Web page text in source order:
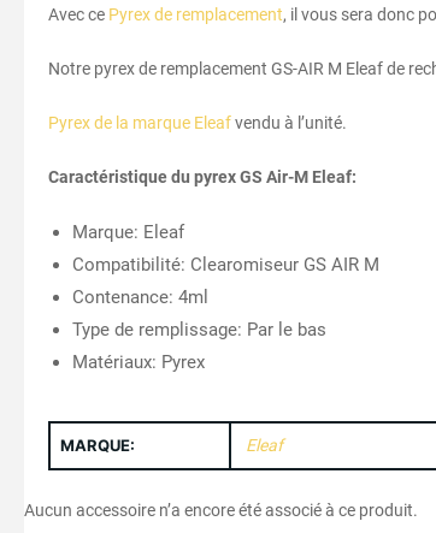
Avec ce Pyrex de remplacement, il vous sera donc
Notre pyrex de remplacement GS-AIR M Eleaf de
Pyrex de la marque Eleafvendu à l’unité.
Caractéristique du pyrex GS Air-M Eleaf:
Marque: Eleaf
Compatibilité: Clearomiseur GS AIR M
Contenance: 4ml
Type de remplissage: Par le bas
Matériaux: Pyrex
MARQUE: Eleaf
Aucun accessoire n’a encore été associé à ce produit.